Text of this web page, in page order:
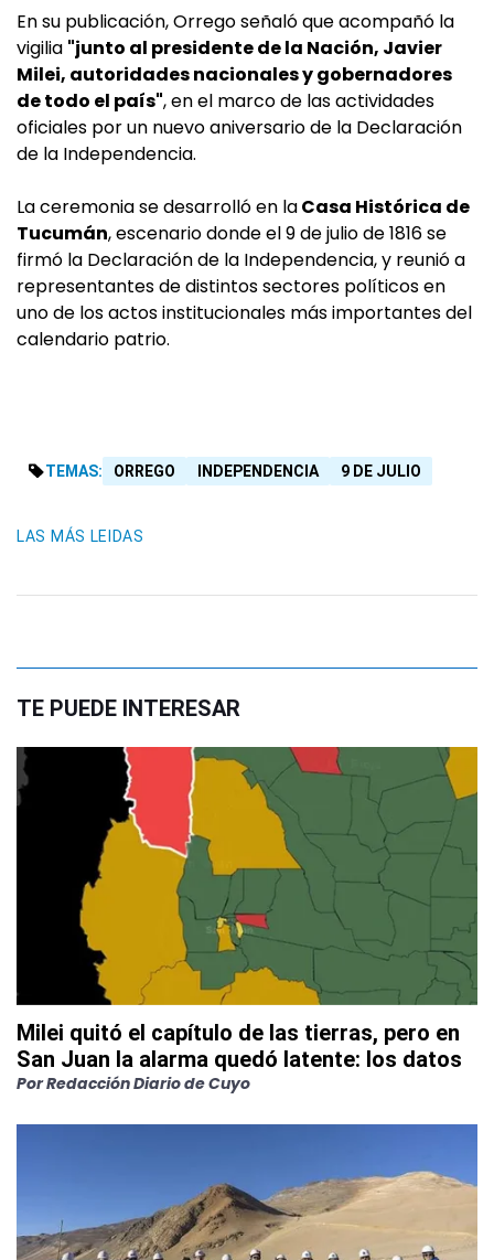
En su publicación, Orrego señaló que acompañó la
vigilia "junto al presidente de la Nación, Javier
Milei, autoridades nacionales y gobernadores
de todo el país", en el marco de las actividades
oficiales por un nuevo aniversario de la Declaración
de la Independencia.
La ceremonia se desarrolló en laCasa Histórica de
Tucumán, escenario donde el 9 de julio de 1816 se
firmó la Declaración de la Independencia, y reunió a
representantes de distintos sectores políticos en
uno de los actos institucionales más importantes del
calendario patrio.
TEMAS: ORREGO INDEPENDENCIA 9 DE JULIO
LAS MÁS LEIDAS
TE PUEDE INTERESAR
Milei quitó el capítulo de las tierras, pero en
San Juan la alarma quedó latente: los datos
PorRedacción Diario de Cuyo